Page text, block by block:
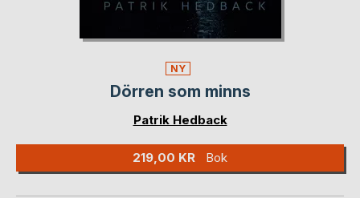
NY
Dörren som minns
Patrik Hedback
219,00 KR Bok